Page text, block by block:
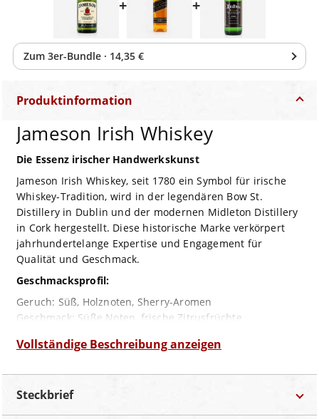
+ +
Zum 3er-Bundle · 14,35 €
Produktinformation
Jameson Irish Whiskey
Die Essenz irischer Handwerkskunst
Jameson Irish Whiskey, seit 1780 ein Symbol für irische
Whiskey-Tradition, wird in der legendären Bow St.
Distillery in Dublin und der modernen Midleton Distillery
in Cork hergestellt. Diese historische Marke verkörpert
jahrhundertelange Expertise und Engagement für
Qualität und Geschmack.
Geschmacksprofil:
Geruch: Süß, Holznoten, Sherry-Aromen
Geschmack: Süße Noten, frische Zitrusfrüchte,
Abgang: Mittellang, trocken, frisch-fruchtige Noten
Dieser besondere Whiskey besticht durch eine süße Note
Vollständige Beschreibung anzeigen
Steckbrief